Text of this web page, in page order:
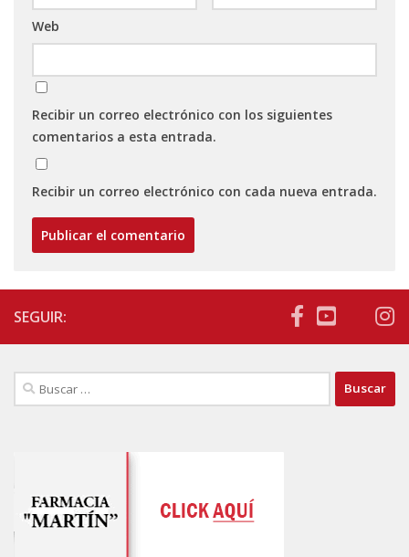
Web
Recibir un correo electrónico con los siguientes
comentarios a esta entrada.
Recibir un correo electrónico con cada nueva entrada.
SEGUIR:
Buscar: